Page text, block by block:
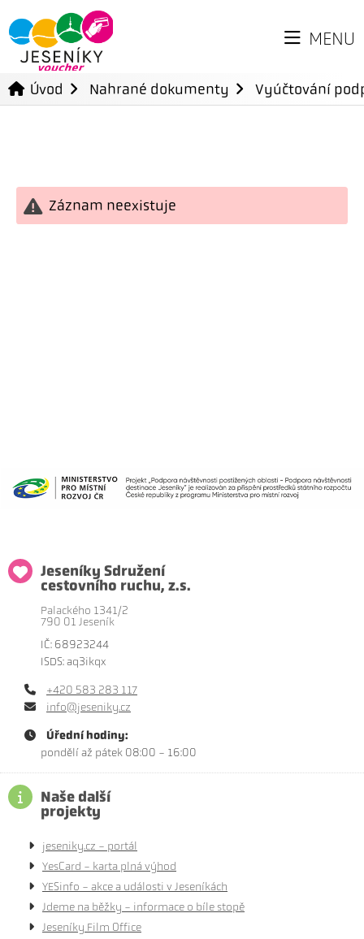
MENU
Úvod Nahrané dokumenty Vyúčtování
Záznam neexistuje
Jeseníky Sdružení
cestovního ruchu, z.s.
Palackého 1341/2
790 01 Jeseník
IČ: 68923244
ISDS: aq3ikqx
+420 583 283 117
info@jeseniky.cz
Úřední hodiny:
pondělí až pátek 08:00 - 16:00
Naše další
projekty
jeseniky.cz - portál
YesCard - karta plná výhod
YESinfo - akce a události v Jeseníkách
Jdeme na běžky - informace o bíle stopě
Jeseníky Film Office